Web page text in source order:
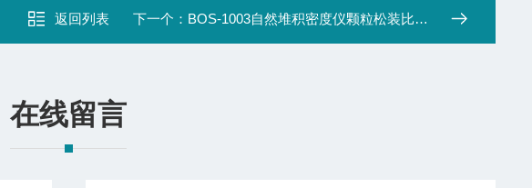
返回列表 下一个： BOS-1003自然堆积密度仪颗粒松装比重计流动性测试仪
在线留言